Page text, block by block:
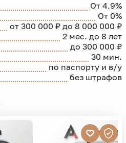
От 4.9%
От 0%
от 300 000 ₽ до 8 000 000 ₽
2 мес. до 8 лет
до 300 000 ₽
30 мин.
по паспорту и в/у
без штрафов